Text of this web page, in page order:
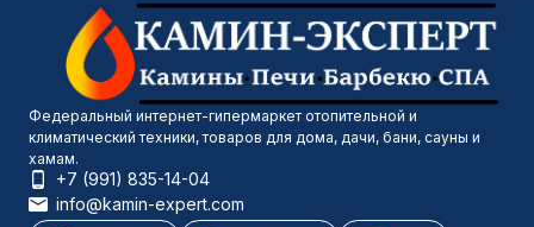
Федеральный интернет-гипермаркет отопительной и
климатический техники, товаров для дома, дачи, бани, сауны и
хамам.
+7 (991) 835-14-04
info@kamin-expert.com